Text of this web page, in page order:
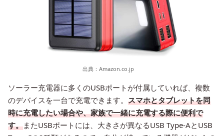
出典： Amazon.co.jp
ソーラー充電器に多くのUSBポートが付属していれば、複数
のデバイスを一台で充電できます。 スマホとタブレットを同
時に充電したい場合や、家族で一緒に充電する際に便利で
す。またUSBポートには、大きさが異なるUSB Type-AとUSB